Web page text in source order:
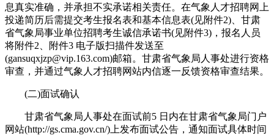
息真实准确，并承担不实承诺相关责任。在气象人才招聘网上
投递简历后需提交考生报名表和基本信息表(见附件2)、甘肃
省气象局事业单位招聘考生诚信承诺书(见附件3)，报名人员
将附件2、附件3 电子版扫描件发送至
(gansuqxjzp@vip.163.com)邮箱。甘肃省气象局人事处进行资格
审查，并通过气象人才招聘网站内信逐一反馈资格审查结果。
(二)面试确认
甘肃省气象局人事处在面试前5 日内在甘肃省气象局门户
网站(http://gs.cma.gov.cn/)上发布面试公告，通知面试具体时间